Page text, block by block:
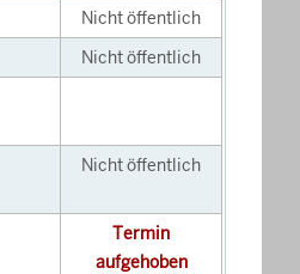
Nicht öffentlich
Nicht öffentlich
Nicht öffentlich
Termin
aufgehoben